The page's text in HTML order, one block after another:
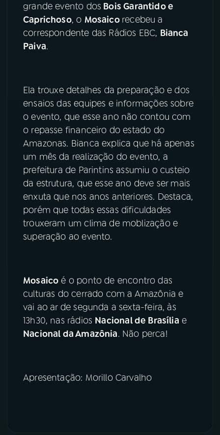
06VIDEOCASTS
FESTIVAL DE MÚSICA
ACOMPANHE A RÁDIO NACIONAL
Facebook
TikTok
grande evento dos Bois Garantido e
Caprichoso, o Mosaico recebeu a
correspondente das Rádios EBC, Bianca
Paiva.
Ela trouxe detalhes da preparação e dos
ensaios das equipes e informações sobre
o evento, que esse ano não contou com
o repasse financeiro do estado do
Amazonas. Bianca explica que há apenas
um mês da realização do evento, a
prefeitura de Parintins assumiu o custeio
da estrutura, que esse ano deve ser mais
enxuta que nos anos anteriores. Destaca,
porém que todas essas dificuldades
trouxeram um clima de moblização e
superação ao evento.
Mosaico é o ponto de encontro das
culturas do cerrado com a Amazônia e
vai ao ar de segunda a sexta-feira, às
13h30, nas rádios Nacional de Brasília e
Nacional da Amazônia. Não perca!
Apresentação: Morillo Carvalho